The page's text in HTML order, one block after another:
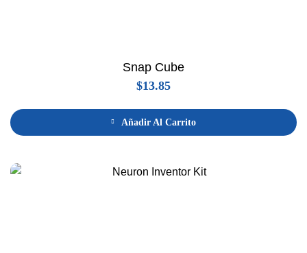
Snap Cube
$13.85
Añadir Al Carrito